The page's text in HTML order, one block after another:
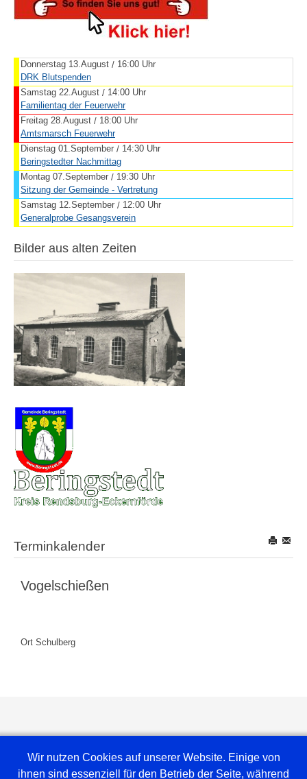
Donnerstag 13.August / 16:00 Uhr
DRK Blutspenden
Samstag 22.August / 14:00 Uhr
Familientag der Feuerwehr
Freitag 28.August / 18:00 Uhr
Amtsmarsch Feuerwehr
Dienstag 01.September / 14:30 Uhr
Beringstedter Nachmittag
Montag 07.September / 19:30 Uhr
Sitzung der Gemeinde - Vertretung
Samstag 12.September / 12:00 Uhr
Generalprobe Gesangsverein
Bilder aus alten Zeiten
Terminkalender
Vogelschießen
Ort Schulberg
Wir nutzen Cookies auf unserer Website. Einige von
ihnen sind essenziell für den Betrieb der Seite, während